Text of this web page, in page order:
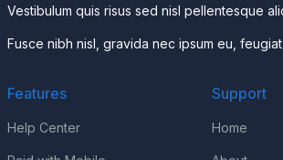
Vestibulum quis risus sed nisl pellentesque
Fusce nibh nisl, gravida nec ipsum eu,
Features
Help Center
Support
Home